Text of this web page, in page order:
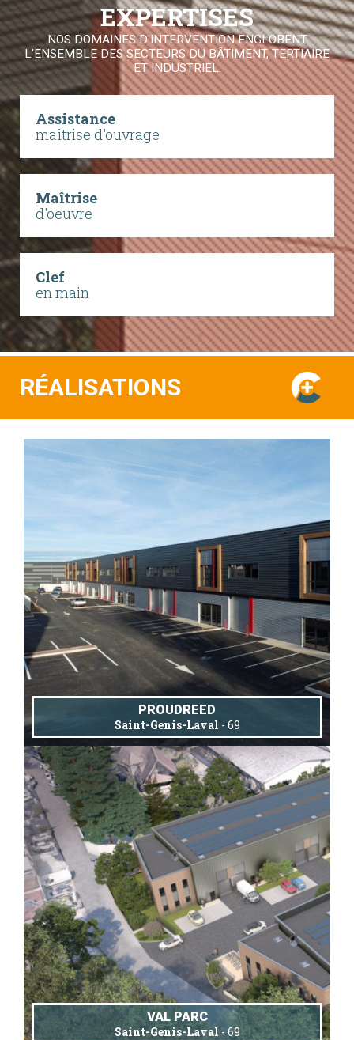
EXPERTISES
NOS DOMAINES D'INTERVENTION ENGLOBENT
L’ENSEMBLE DES SECTEURS DU BÂTIMENT, TERTIAIRE
ET INDUSTRIEL.
Assistance
maîtrise d'ouvrage
Maîtrise
d'oeuvre
Clef
en main
RÉALISATIONS
PROUDREED
Saint-Genis-Laval - 69
VAL PARC
Saint-Genis-Laval- 69